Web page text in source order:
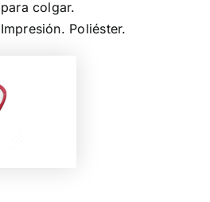
colgar.
Poliéster.